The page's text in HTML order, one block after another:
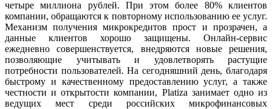
четыре миллиона рублей. При этом более 80% клиентов
компании, обращаются к повторному использованию ее услуг.
Механизм получения микрокредитов прост и прозрачен, а
данные клиентов хорошо защищены. Онлайн-сервис
ежедневно совершенствуется, внедряются новые решения,
позволяющие учитывать и удовлетворять растущие
потребности пользователей. На сегодняшний день, благодаря
быстрому и качественному предоставлению услуг, а также
честности и открытости компании, Platiza занимает одно из
ведущих мест среди российских микрофинансовых